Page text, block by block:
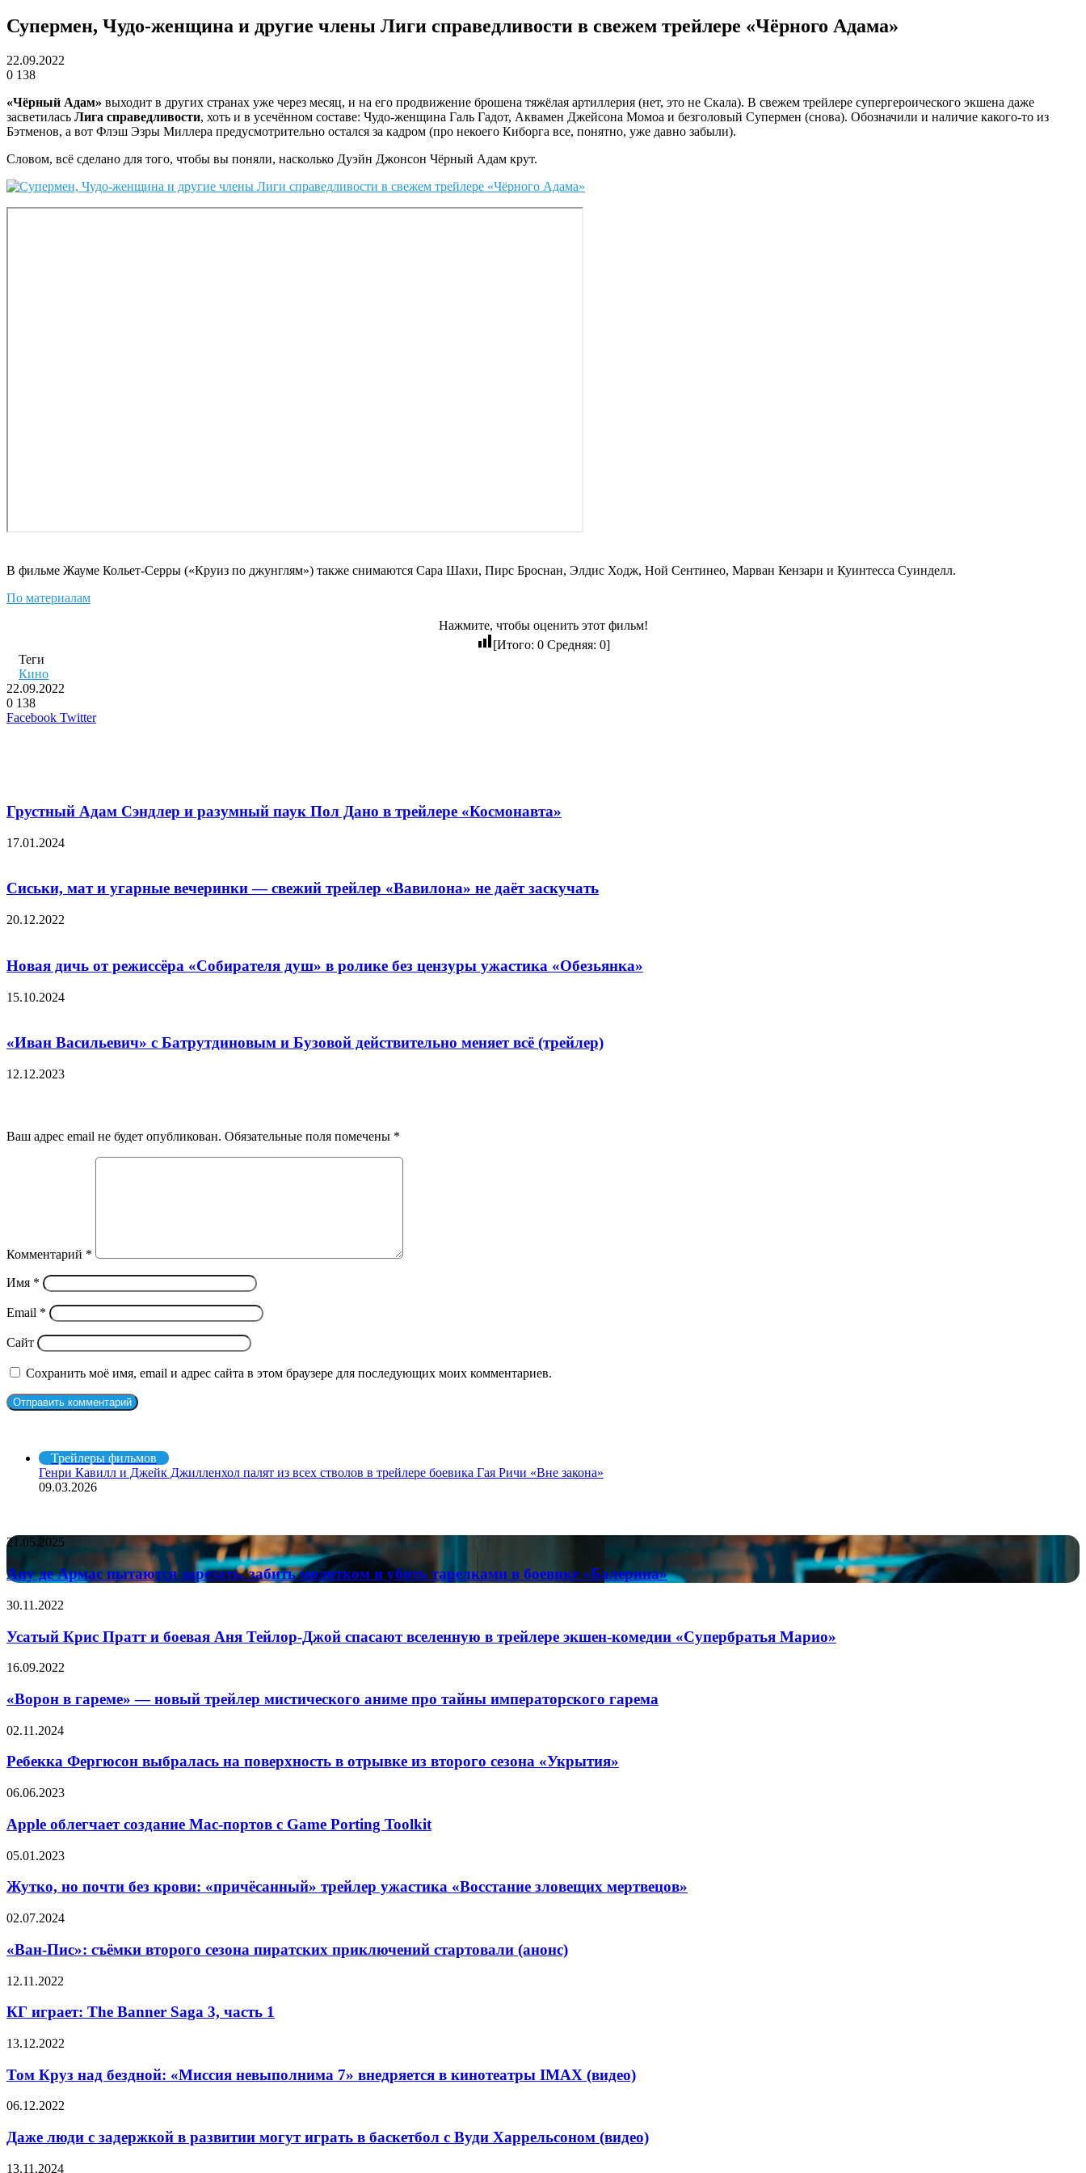
Супермен, Чудо-женщина и другие члены Лиги справедливости в свежем трейлере «Чёрного Адама»
22.09.2022
0 138
«Чёрный Адам» выходит в других странах уже через месяц, и на его продвижение брошена тяжёлая артиллерия (нет, это не Скала). В свежем трейлере супергероического экшена даже
засветилась Лига справедливости, хоть и в усечённом составе: Чудо-женщина Галь Гадот, Аквамен Джейсона Момоа и безголовый Супермен (снова). Обозначили и наличие какого-то из
Бэтменов, а вот Флэш Эзры Миллера предусмотрительно остался за кадром (про некоего Киборга все, понятно, уже давно забыли).
Словом, всё сделано для того, чтобы вы поняли, насколько Дуэйн Джонсон Чёрный Адам крут.
В фильме Жауме Кольет-Серры («Круиз по джунглям») также снимаются Сара Шахи, Пирс Броснан, Элдис Ходж, Ной Сентинео, Марван Кензари и Куинтесса Суинделл.
По материалам
Нажмите, чтобы оценить этот фильм!
[Итого: 0Средняя: 0]
Теги
Кино
22.09.2022
0 138
Facebook TwitterLinkedIn
Pinterest
Вконтакте
Одноклассники
Skype
WhatsApp
Telegram
Viber
Грустный Адам Сэндлер и разумный паук Пол Дано в трейлере «Космонавта»
17.01.2024
Сиськи, мат и угарные вечеринки — свежий трейлер «Вавилона» не даёт заскучать
20.12.2022
Новая дичь от режиссёра «Собирателя душ» в ролике без цензуры ужастика «Обезьянка»
15.10.2024
«Иван Васильевич» с Батрутдиновым и Бузовой действительно меняет всё (трейлер)
12.12.2023
Ваш адрес email не будет опубликован. Обязательные поля помечены *
Комментарий *
Имя *
Email *
Сайт
Сохранить моё имя, email и адрес сайта в этом браузере для последующих моих комментариев.
Трейлеры фильмов
Генри Кавилл и Джейк Джилленхол палят из всех стволов в трейлере боевика Гая Ричи «Вне закона»
09.03.2026
Ану
Армас
пытаются
зарезать,
забить
молотком
и
тарелками
боевике
21.05.2025
Ану де Армас пытаются зарезать, забить молотком и убить тарелками в боевике «Балерина»
Усатый
Пратт
и
боевая
Тейлор-
Джой
вселенную
трейлере
комедии
Марио»
30.11.2022
Усатый Крис Пратт и боевая Аня Тейлор-Джой спасают вселенную в трейлере экшен-комедии «Супербратья Марио»
«Ворон
гареме»
—
новый
трейлер
мистического
аниме
тайны
гарема
16.09.2022
«Ворон в гареме» — новый трейлер мистического аниме про тайны императорского гарема
Ребекка
выбралась
поверхность
отрывке
из
сезона
02.11.2024
Ребекка Фергюсон выбралась на поверхность в отрывке из второго сезона «Укрытия»
Apple
создание
Mac-
портов
с
Game
Porting
06.06.2023
Apple облегчает создание Mac-портов с Game Porting Toolkit
Жутко,
почти
без
крови:
трейлер
ужастика
зловещих
05.01.2023
Жутко, но почти без крови: «причёсанный» трейлер ужастика «Восстание зловещих мертвецов»
«Ван-
съёмки
второго
сезона
пиратских
приключений
стартовали
02.07.2024
«Ван-Пис»: съёмки второго сезона пиратских приключений стартовали (анонс)
КГ
The
Saga
часть
1
12.11.2022
КГ играет: The Banner Saga 3, часть 1
Том
над
бездной:
«Миссия
7»
внедряется
13.12.2022
Том Круз над бездной: «Миссия невыполнима 7» внедряется в кинотеатры IMAX (видео)
Даже
с
задержкой
в
06.12.2022
Даже люди с задержкой в развитии могут играть в баскетбол с Вуди Харрельсоном (видео)
Бен
13.11.2024